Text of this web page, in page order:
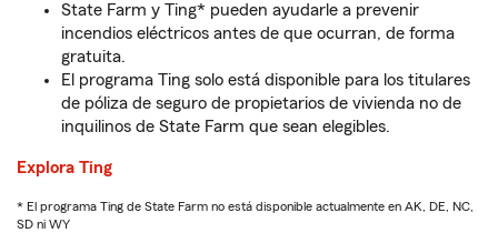
State Farm y Ting* pueden ayudarle a prevenir
incendios eléctricos antes de que ocurran, de forma
gratuita.
El programa Ting solo está disponible para los titulares
de póliza de seguro de propietarios de vivienda no de
inquilinos de State Farm que sean elegibles.
Explora Ting
* El programa Ting de State Farm no está disponible actualmente en AK, DE, NC,
SD ni WY